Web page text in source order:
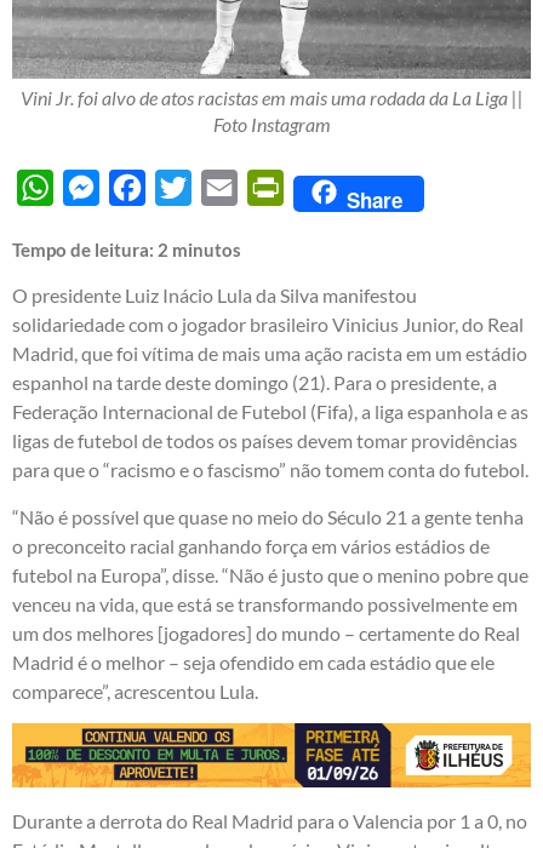
Vini Jr. foi alvo de atos racistas em mais uma rodada da La Liga ||
Foto Instagram
WhatsAppMessengerFacebook
Twitter Email PrintFriendly
Share
Tempo de leitura: 2 minutos
O presidente Luiz Inácio Lula da Silva manifestou
solidariedade com o jogador brasileiro Vinicius Junior, do Real
Madrid, que foi vítima de mais uma ação racista em um estádio
espanhol na tarde deste domingo (21). Para o presidente, a
Federação Internacional de Futebol (Fifa), a liga espanhola e as
ligas de futebol de todos os países devem tomar providências
para que o “racismo e o fascismo” não tomem conta do futebol.
“Não é possível que quase no meio do Século 21 a gente tenha
o preconceito racial ganhando força em vários estádios de
futebol na Europa”, disse. “Não é justo que o menino pobre que
venceu na vida, que está se transformando possivelmente em
um dos melhores [jogadores] do mundo – certamente do Real
Madrid é o melhor – seja ofendido em cada estádio que ele
comparece”, acrescentou Lula.
Durante a derrota do Real Madrid para o Valencia por 1 a 0, no